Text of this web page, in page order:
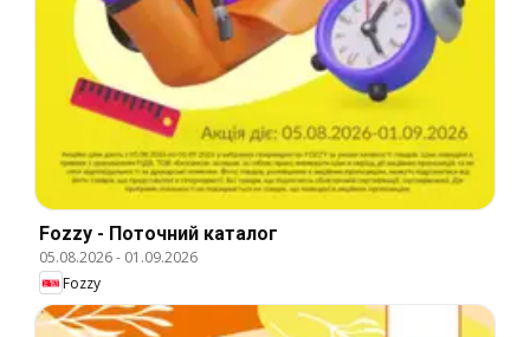
Fozzy - Поточний каталог
05.08.2026- 01.09.2026
Fozzy